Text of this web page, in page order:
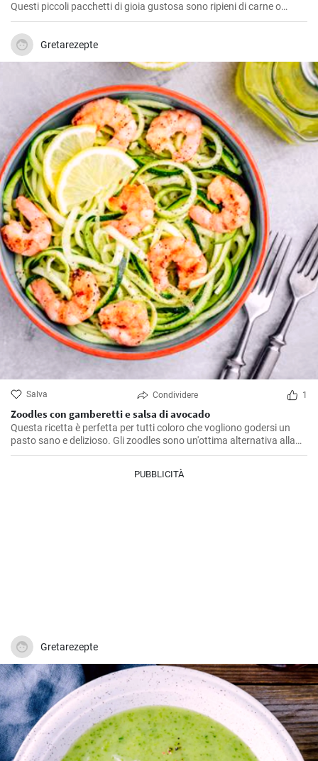
Questi piccoli pacchetti di gioia gustosa sono ripieni di carne o
verdure e poi cotti al vapore per conservare tutto il loro sapore.
Gretarezepte
Salva Condividere 1
Zoodles con gamberetti e salsa di avocado
Questa ricetta è perfetta per tutti coloro che vogliono godersi un
pasto sano e delizioso. Gli zoodles sono un'ottima alternativa alla
pasta tradizionale, mentre i gamberetti e la salsa di avocado
PUBBLICITÀ
Gretarezepte